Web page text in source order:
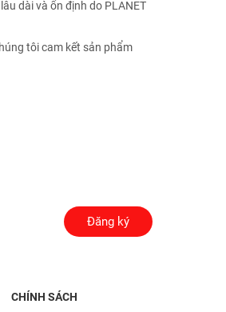
dài và ổn định do PLANET
tôi cam kết sản phẩm
Đăng ký
CHÍNH SÁCH